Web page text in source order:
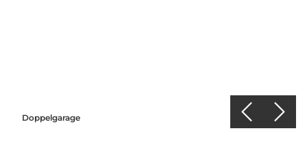
Doppelgarage